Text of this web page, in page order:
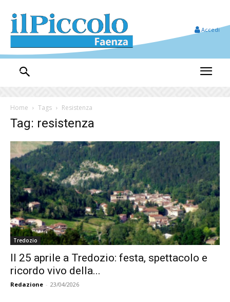
Accedi
Home Tags Resistenza
Tag: resistenza
Tredozio
Il 25 aprile a Tredozio: festa, spettacolo e
ricordo vivo della...
Redazione - 23/04/2026